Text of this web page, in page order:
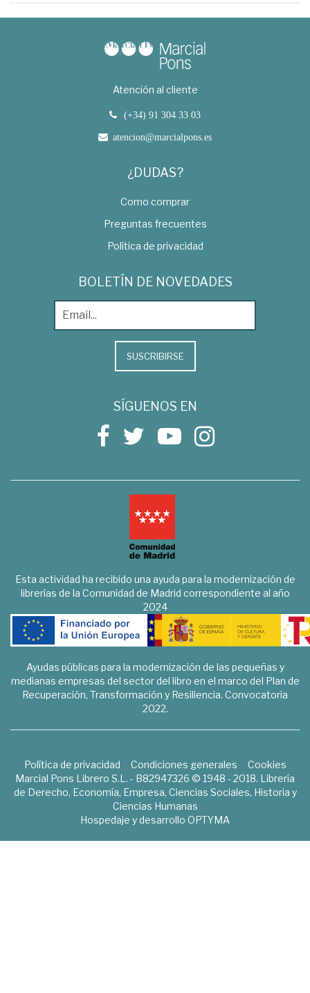
Atención al cliente
(+34) 91 304 33 03
atencion@marcialpons.es
¿DUDAS?
Como comprar
Preguntas frecuentes
Política de privacidad
BOLETÍN DE NOVEDADES
SUSCRIBIRSE
SÍGUENOS EN
Esta actividad ha recibido una ayuda para la modernización de
librerías de la Comunidad de Madrid correspondiente al año
2024
Ayudas públicas para la modernización de las pequeñas y
medianas empresas del sector del libro en el marco del Plan de
Recuperación, Transformación y Resiliencia. Convocatoria
2022.
Política de privacidad Condiciones generales
Cookies
Marcial Pons Librero S.L. - B82947326 © 1948 - 2018. Librería
de Derecho, Economía, Empresa, Ciencias Sociales, Historia y
Ciencias Humanas
Hospedaje y desarrollo OPTYMA